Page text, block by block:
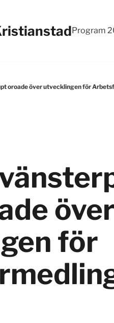
Program
oroade över utvecklingen för
över
för